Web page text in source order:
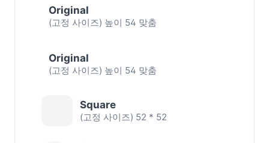
Original
(고정 사이즈) 높이 54 맞춤
Original
(고정 사이즈) 높이 54 맞춤
Square
(고정 사이즈) 52 * 52